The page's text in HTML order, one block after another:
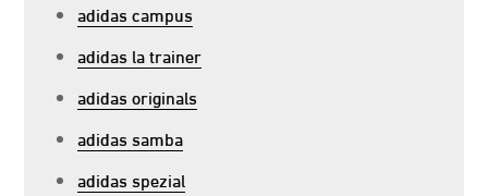
adidas campus
adidas la trainer
adidas originals
adidas samba
adidas spezial